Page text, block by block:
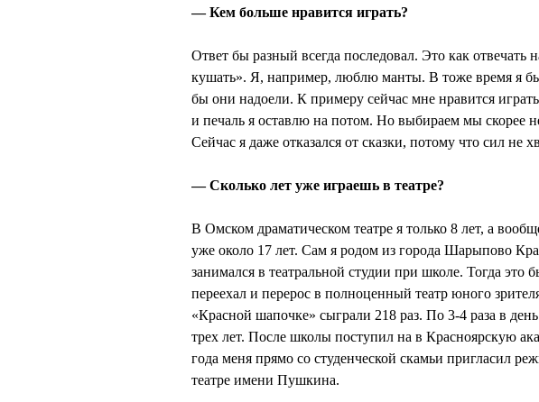
— Кем больше нравится играть?
Ответ бы разный всегда последовал. Это как отвечать
кушать». Я, например, люблю манты. В тоже время я
бы они надоели. К примеру сейчас мне нравится
и печаль я оставлю на потом. Но выбираем мы скорее
Сейчас я даже отказался от сказки, потому что сил не
— Сколько лет уже играешь в театре?
В Омском драматическом театре я только 8 лет, а
уже около 17 лет. Сам я родом из города Шарыпово
занимался в театральной студии при школе. Тогда это
переехал и перерос в полноценный театр юного
«Красной шапочке» сыграли 218 раз. По 3-4 раза в
трех лет. После школы поступил на в Красноярскую
года меня прямо со студенческой скамьи пригласил
театре имени Пушкина.